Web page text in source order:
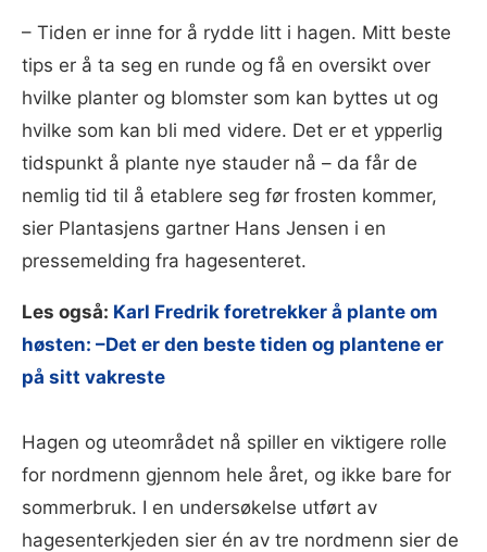
– Tiden er inne for å rydde litt i hagen. Mitt beste
tips er å ta seg en runde og få en oversikt over
hvilke planter og blomster som kan byttes ut og
hvilke som kan bli med videre. Det er et ypperlig
tidspunkt å plante nye stauder nå – da får de
nemlig tid til å etablere seg før frosten kommer,
sier Plantasjens gartner Hans Jensen i en
pressemelding fra hagesenteret.
Les også: Karl Fredrik foretrekker å plante om
høsten: –Det er den beste tiden og plantene er
på sitt vakreste
Hagen og uteområdet nå spiller en viktigere rolle
for nordmenn gjennom hele året, og ikke bare for
sommerbruk. I en undersøkelse utført av
hagesenterkjeden sier én av tre nordmenn sier de